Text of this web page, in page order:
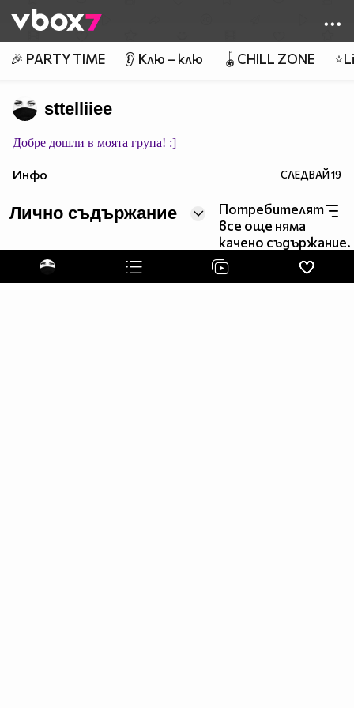
👾
🎉 PARTY TIME 👂 Клю – клю 🪀CHILL ZONE
sttelliiee
Добре дошли в моята група! :]
Инфо СЛЕДВАЙ19
Лично съдържание
Потребителят
все още няма
качено съдържание.